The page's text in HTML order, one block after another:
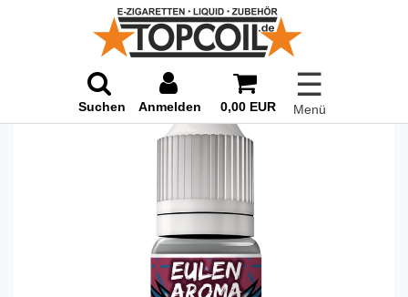
Suchen Anmelden 0,00 EUR
☰
Menü